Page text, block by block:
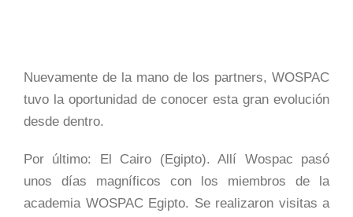
Nuevamente de la mano de los partners, WOSPAC
tuvo la oportunidad de conocer esta gran evolución
desde dentro.
Por último: El Cairo (Egipto). Allí Wospac pasó
unos días magníficos con los miembros de la
academia WOSPAC Egipto. Se realizaron visitas a